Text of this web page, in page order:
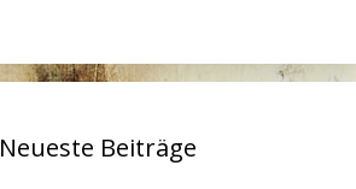
Neueste Beiträge